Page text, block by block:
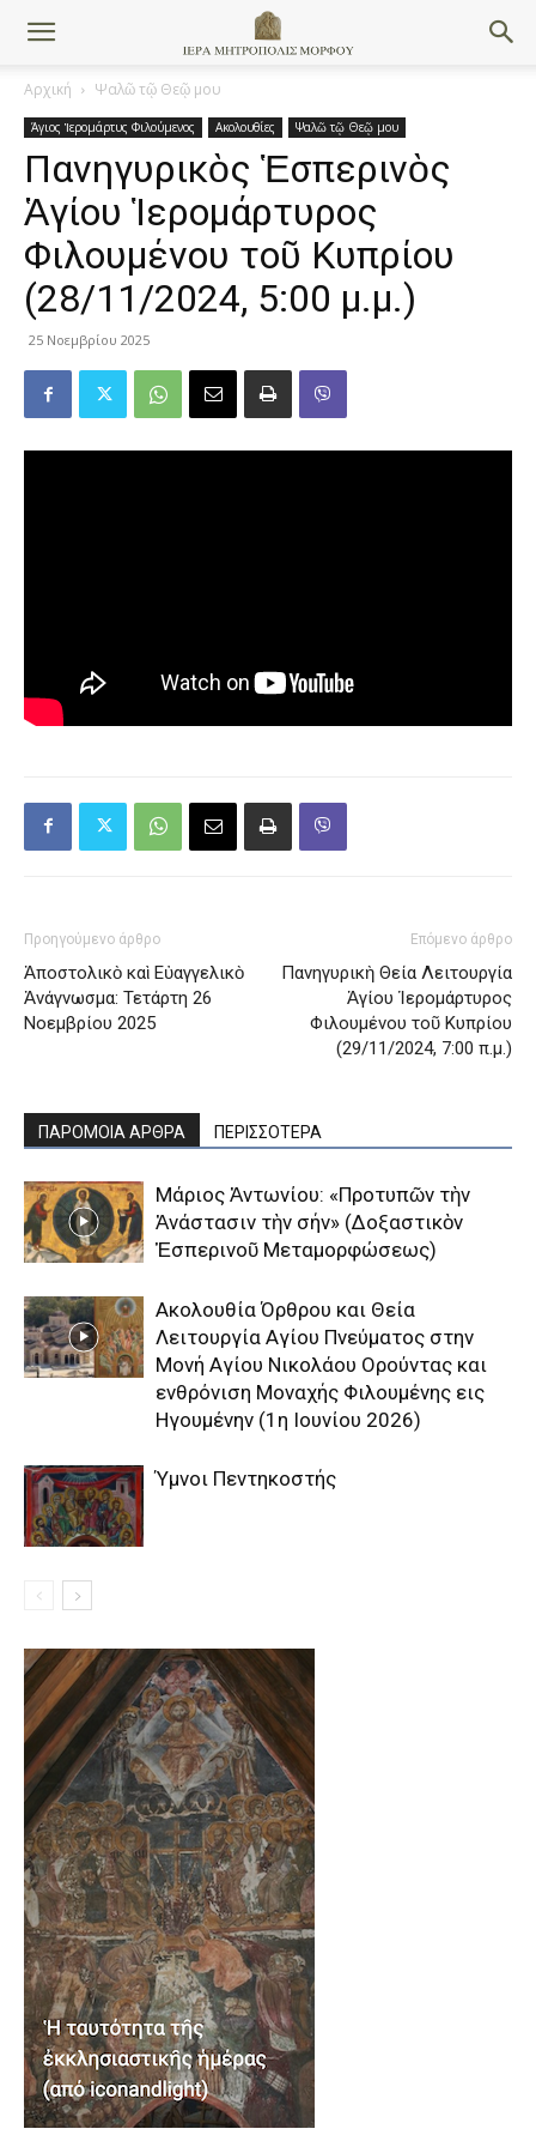
Αρχική Ψαλῶ τῷ Θεῷ μου
Άγιος Ἱερομάρτυς Φιλούμενος Ακολουθίες Ψαλῶ τῷ Θεῷ μου
Πανηγυρικὸς Ἑσπερινὸς
Ἁγίου Ἱερομάρτυρος
Φιλουμένου τοῦ Κυπρίου
(28/11/2024, 5:00 μ.μ.)
25 Νοεμβρίου 2025
Προηγούμενο άρθρο
Ἀποστολικὸ καὶ Εὐαγγελικὸ
Ἀνάγνωσμα: Τετάρτη 26
Νοεμβρίου 2025
Επόμενο άρθρο
Πανηγυρικὴ Θεία Λειτουργία
Ἁγίου Ἱερομάρτυρος
Φιλουμένου τοῦ Κυπρίου
(29/11/2024, 7:00 π.μ.)
ΠΑΡΟΜΟΙΑ ΑΡΘΡΑ ΠΕΡΙΣΣΟΤΕΡΑ
Μάριος Ἀντωνίου: «Προτυπῶν τὴν
Ἀνάστασιν τὴν σήν» (Δοξαστικὸν
Ἑσπερινοῦ Μεταμορφώσεως)
Aκολουθία Όρθρου και Θεία
Λειτουργία Αγίου Πνεύματος στην
Μονή Αγίου Νικολάου Ορούντας και
ενθρόνιση Μοναχής Φιλουμένης εις
Ηγουμένην (1η Ιουνίου 2026)
Ύμνοι Πεντηκοστής